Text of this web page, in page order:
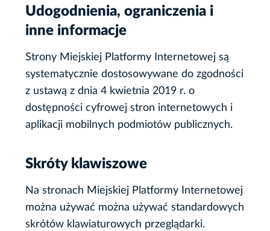
Udogodnienia, ograniczenia i
inne informacje
Strony Miejskiej Platformy Internetowej są
systematycznie dostosowywane do zgodności
z ustawą z dnia 4 kwietnia 2019 r. o
dostępności cyfrowej stron internetowych i
aplikacji mobilnych podmiotów publicznych.
Skróty klawiszowe
Na stronach Miejskiej Platformy Internetowej
można używać można używać standardowych
skrótów klawiaturowych przeglądarki.